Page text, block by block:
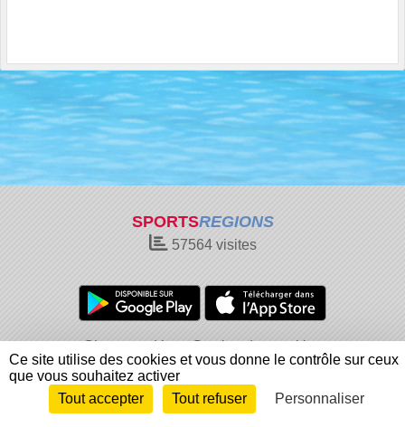
SPORTSREGIONS
57564visites
Charte cookies
Gestion des cookies
Informations légales
Signaler un contenu inapproprié
Envie de participer ? Connexion
Ce site utilise des cookies et vous donne le contrôle sur ceux
que vous souhaitez activer
Tout accepter
Tout refuser Personnaliser